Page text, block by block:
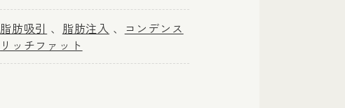
脂肪吸引 脂肪注入
コンデンス
リッチファット